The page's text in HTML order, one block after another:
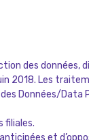
des données,
2018. Les
Données/Data
filiales.
et